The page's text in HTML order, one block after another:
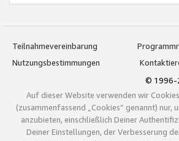
Teilnahmevereinbarung
Nutzungsbestimmungen
© 1996-
Auf dieser Website verwenden wir
(zusammenfassend „Cookies“ genannt) nur,
anzubieten, einschließlich Deiner
Deiner Einstellungen, der Verbesserung